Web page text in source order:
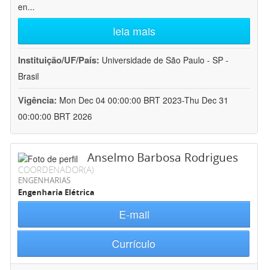
en...
leia mais
Instituição/UF/País: Universidade de São Paulo - SP -
Brasil
Vigência: Mon Dec 04 00:00:00 BRT 2023-Thu Dec 31
00:00:00 BRT 2026
Anselmo Barbosa Rodrigues
COORDENADOR(A)
ENGENHARIAS
Engenharia Elétrica
E-mail
Currículo